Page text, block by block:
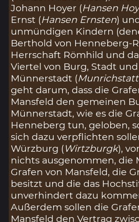
Johann Hoyer (Hansen
Ernst (Hansen Ernsten)
unmündigen Kindern
Berthold von Henneberg-
Herrschaft Römhild und
Viertel von Burg, Stadt
Münnerstadt (Munrichstatt
geht darum, dass die
Mansfeld den gemeinen
Münnerstadt, wie es die
Henneberg tun, geloben,
sich dazu verpflichten
Würzburg (Wirtzburgk),
nichts ausgenommen, die
Grafen von Mansfeld, die
besitzt und die das
unverhindert dazu
Außerdem sollen die
Mansfeld den Vertrag